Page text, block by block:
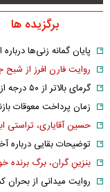
برگزیده ها
پایان گمانه زنی‌ها درباره
روایت فارن افرز از
گرمای بالاتر از ۵۰ درجه از این تاریخ در خوزستان
زمان پرداخت معوقات
حسین آقایاری، تراستی
توضیحات بقایی درباره
بنزینِ گران، برگ برنده
روایت میدانی از بحران